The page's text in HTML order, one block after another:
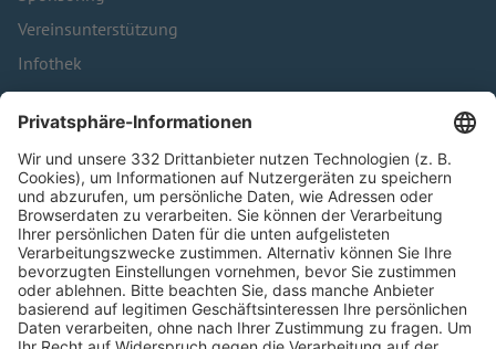
Vereinsunterstützung
Infothek
Kontakt
HÄUFIG BESUCHTE SEITEN
Pässe und Vereinswechsel
Trainerausbildung
Schulungsangebot Vereinsmitarbeiter
BFV-Geschäftsstellen
Trainerbörse